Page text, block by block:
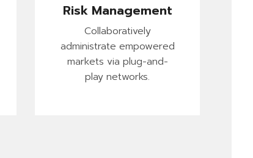
Risk Management
Collaboratively
administrate empowered
markets via plug-and-
play networks.